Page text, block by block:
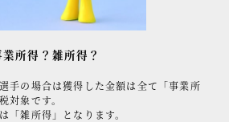
所得？雑所得？
手の場合は獲得した金額は全て「事業所
対象です。
「雑所得」となります。